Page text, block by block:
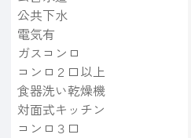
公共下水
電気有
ガスコンロ
コンロ２口以上
食器洗い乾燥機
対面式キッチン
コンロ３口